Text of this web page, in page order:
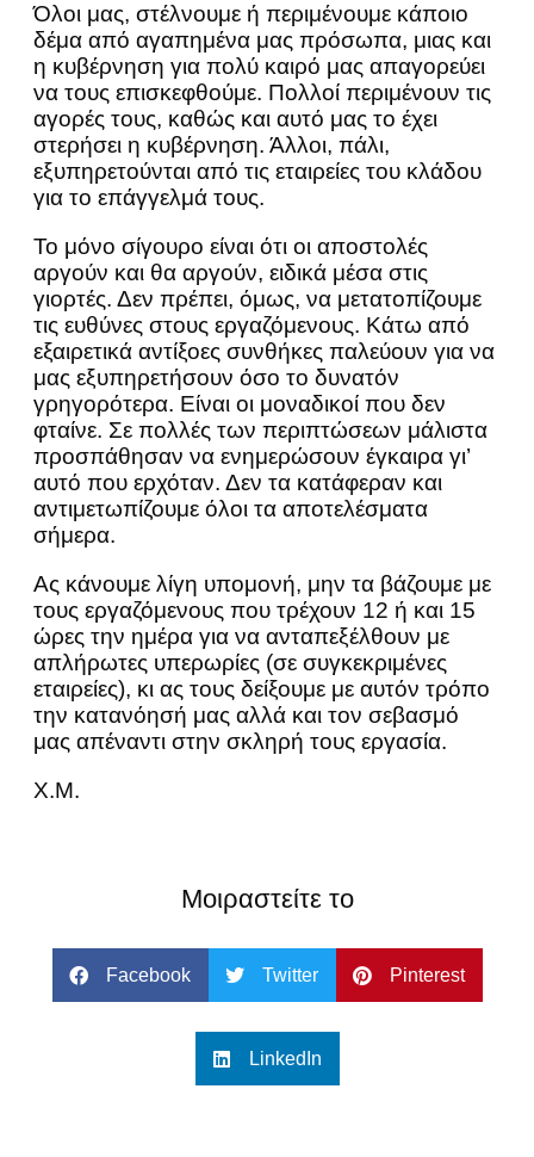
Όλοι μας, στέλνουμε ή περιμένουμε κάποιο
δέμα από αγαπημένα μας πρόσωπα, μιας και
η κυβέρνηση για πολύ καιρό μας απαγορεύει
να τους επισκεφθούμε. Πολλοί περιμένουν τις
αγορές τους, καθώς και αυτό μας το έχει
στερήσει η κυβέρνηση. Άλλοι, πάλι,
εξυπηρετούνται από τις εταιρείες του κλάδου
για το επάγγελμά τους.
Το μόνο σίγουρο είναι ότι οι αποστολές
αργούν και θα αργούν, ειδικά μέσα στις
γιορτές. Δεν πρέπει, όμως, να μετατοπίζουμε
τις ευθύνες στους εργαζόμενους. Κάτω από
εξαιρετικά αντίξοες συνθήκες παλεύουν για να
μας εξυπηρετήσουν όσο το δυνατόν
γρηγορότερα. Είναι οι μοναδικοί που δεν
φταίνε. Σε πολλές των περιπτώσεων μάλιστα
προσπάθησαν να ενημερώσουν έγκαιρα γι’
αυτό που ερχόταν. Δεν τα κατάφεραν και
αντιμετωπίζουμε όλοι τα αποτελέσματα
σήμερα.
Ας κάνουμε λίγη υπομονή, μην τα βάζουμε με
τους εργαζόμενους που τρέχουν 12 ή και 15
ώρες την ημέρα για να ανταπεξέλθουν με
απλήρωτες υπερωρίες (σε συγκεκριμένες
εταιρείες), κι ας τους δείξουμε με αυτόν τρόπο
την κατανόησή μας αλλά και τον σεβασμό
μας απέναντι στην σκληρή τους εργασία.
Χ.Μ.
Μοιραστείτε το
Facebook Twitter Pinterest
LinkedIn